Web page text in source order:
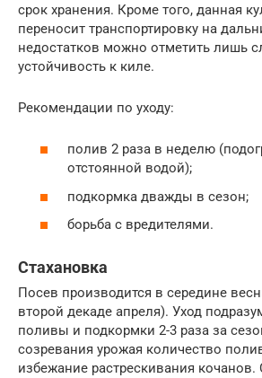
срок хранения. Кроме того, данная
переносит транспортировку на
недостатков можно отметить лишь
устойчивость к киле.
Рекомендации по уходу:
полив 2 раза в неделю
отстоянной водой);
подкормка дважды в сезон;
борьба с вредителями.
Стахановка
Посев производится в середине
второй декаде апреля). Уход
поливы и подкормки 2-3 раза за
созревания урожая количество
избежание растрескивания кочанов.